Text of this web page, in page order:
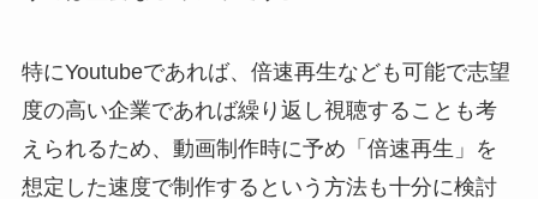
特にYoutubeであれば、倍速再生なども可能で志望
度の高い企業であれば繰り返し視聴することも考
えられるため、動画制作時に予め「倍速再生」を
想定した速度で制作するという方法も十分に検討